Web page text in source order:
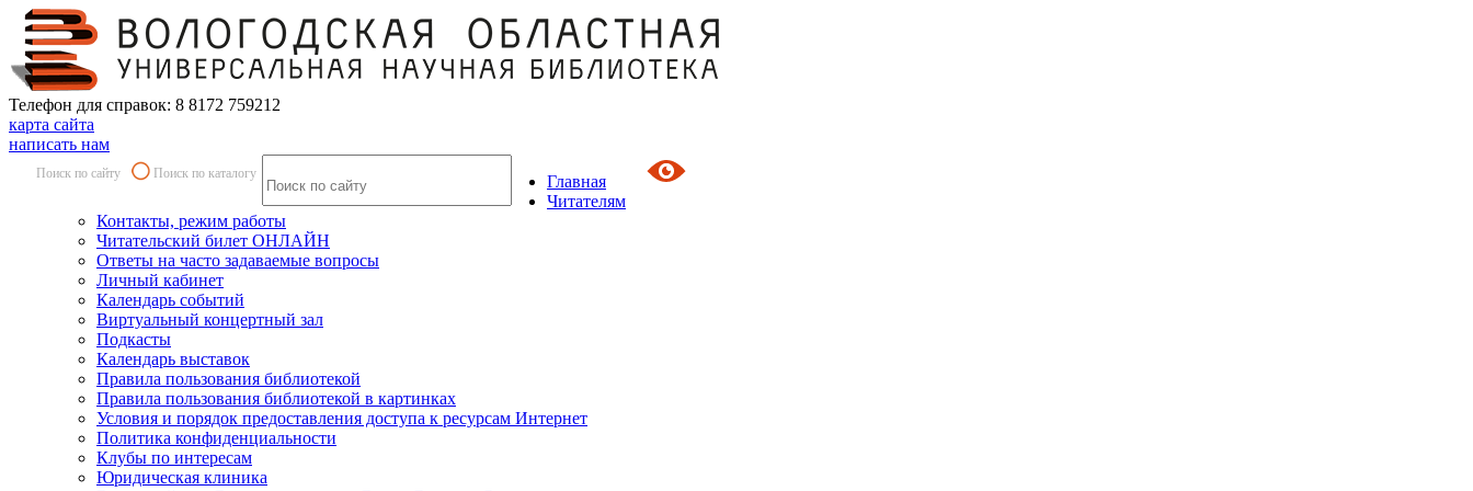
Телефон для справок: 8 8172 759212
карта сайта
написать нам
Поиск по сайту Поиск по каталогу
Главная
Читателям
Контакты, режим работы
Читательский билет ОНЛАЙН
Ответы на часто задаваемые вопросы
Личный кабинет
Календарь событий
Виртуальный концертный зал
Подкасты
Календарь выставок
Правила пользования библиотекой
Правила пользования библиотекой в картинках
Условия и порядок предоставления доступа к ресурсам Интернет
Политика конфиденциальности
Клубы по интересам
Юридическая клиника